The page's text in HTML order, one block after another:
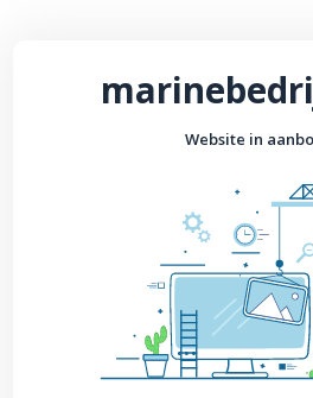
Website in